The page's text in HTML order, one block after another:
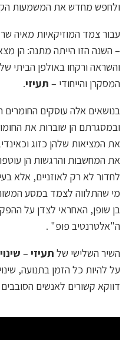
ולחפש מחדש את המשמעות
עבור צמד המוזיקאיות מאיה
– השנה הזו הייתה מתנה: הן
והשראה ורקחו באולפן הביתי
המסקרן והייחודי – תעיזי.
בנושאים אלה עוסקים החומרים
ובמסגרתם הן שוברות את
את המציאות שלהן כזוג
את המחשבות והרגשות הן
לחדור לא רק לאוזניים, אלא
מי שהתלווה לצמד במסע
בן שופן, האחראי לצדן על
ה"אלטרנטיב פופ" .
השיר השלישי של תעיזי –
על להיות כל הזמן בתנועה,
דווקא קשורים לאנשים הסובבים